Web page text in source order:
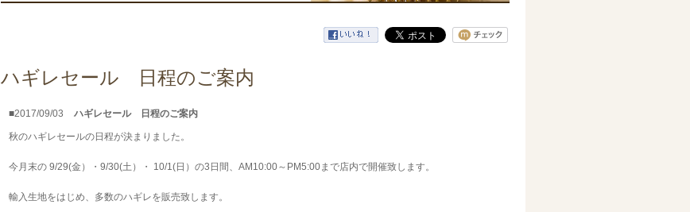
ハギレセール 日程のご案内
■2017/09/03 ハギレセール 日程のご案内
秋のハギレセールの日程が決まりました。
今月末の 9/29(金）・9/30(土）・ 10/1(日）の3日間、AM10:00～PM5:00まで店内で開催致します。
輸入生地をはじめ、多数のハギレを販売致します。